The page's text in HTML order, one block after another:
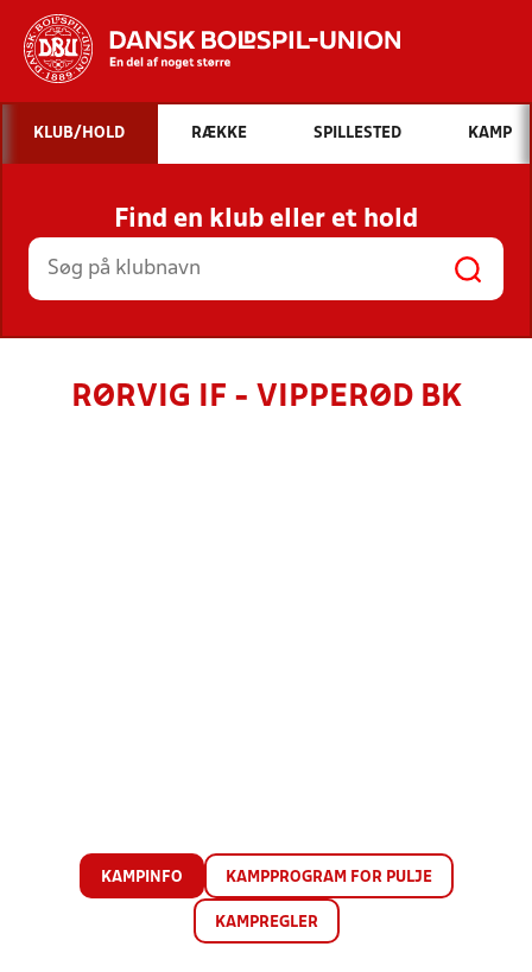
Hvad vil du søge efter?
INDHOLD OG NYHEDER
STILLINGER, RESULTATER, KLUBBER OG
HOLD
KLUB/HOLD RÆKKE SPILLESTED KAMP
Find en klub eller et hold
RØRVIG IF - VIPPERØD BK
KAMPINFO KAMPPROGRAM FOR PULJE
KAMPREGLER